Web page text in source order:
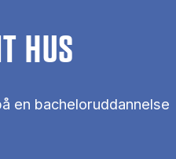
HUS
en bacheloruddannelse